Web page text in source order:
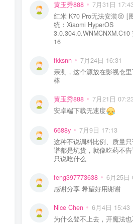
黄玉秀888 7月31日 17:43
红米 K70 Pro无法安装😝 [
统：Xiaomi HyperOS
3.0.304.0.WNMCNXM.C10 安卓版本：
16
fkksnn 7月24日 16:31
亲测，这个源放在影视仓里
棒
黄玉秀888 7月21日 07:23
安卓端下载无速度
6688y 7月9日 17:13
这种不说调料比例、质量
谱都是坑货，就像吃药不
只说吃什么
feng397773638 6月25日
感谢分享 希望好用谢谢
Nice Chen 6月4日 15:43
为什么登不上去，开魔法